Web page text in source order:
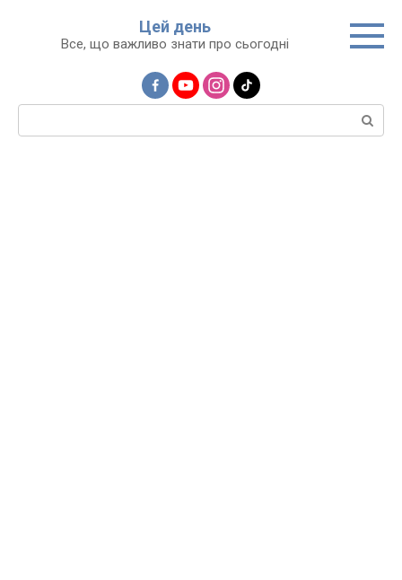
Цей день
Все, що важливо знати про сьогодні
Пошук: